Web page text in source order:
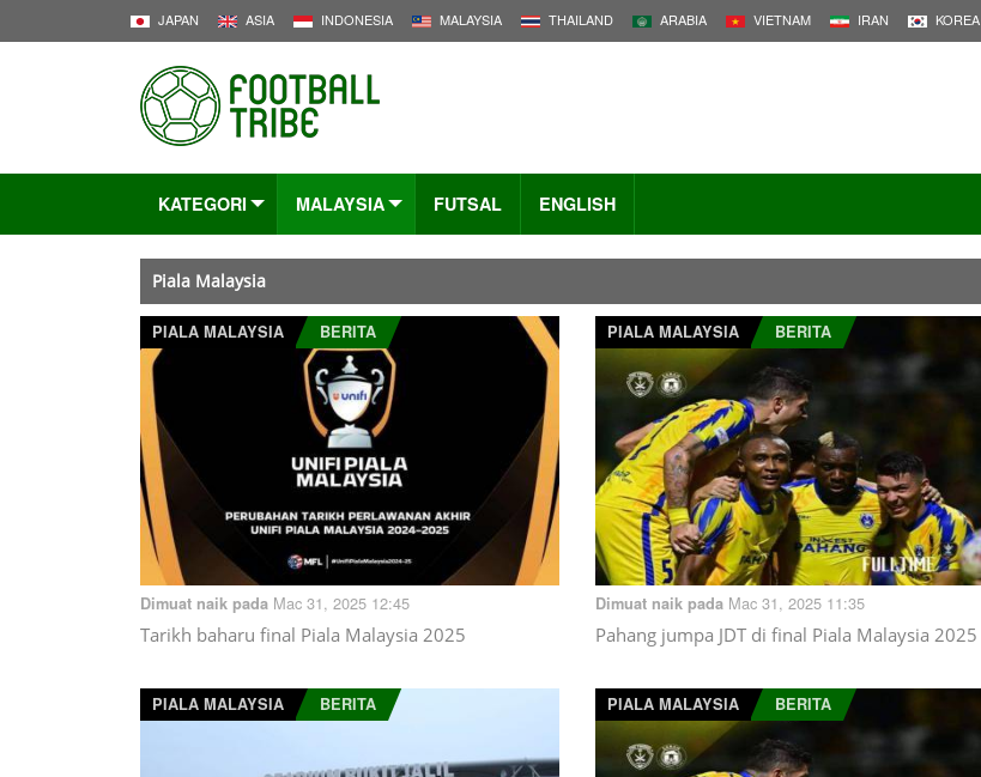
JAPAN ASIA INDONESIA MALAYSIA THAILAND ARABIA VIETNAM IRAN KOREA
KATEGORI MALAYSIA FUTSAL ENGLISH
Piala Malaysia
PIALA MALAYSIA BERITA
Dimuat naik pada Mac 31, 2025 12:45
Tarikh baharu final Piala Malaysia 2025
PIALA MALAYSIA BERITA
Dimuat naik pada Mac 31, 2025 11:35
Pahang jumpa JDT di final Piala Malaysia 2025
PIALA MALAYSIA BERITA PIALA MALAYSIA BERITA